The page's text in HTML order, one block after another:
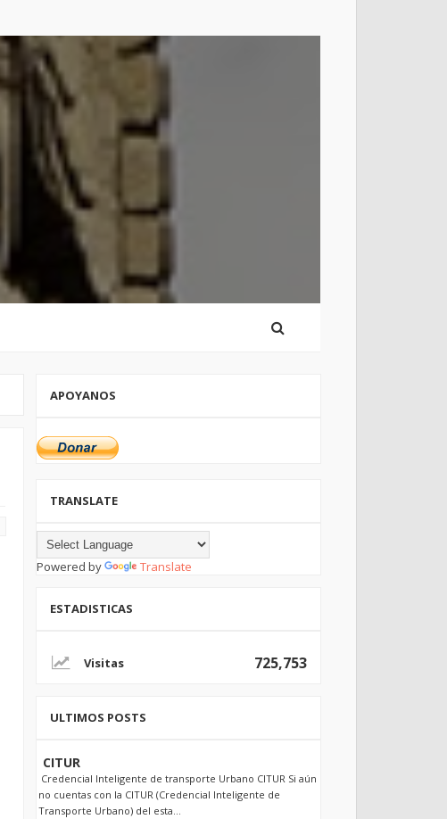
APOYANOS
TRANSLATE
Powered by Translate
ESTADISTICAS
725,753
ULTIMOS POSTS
CITUR
Credencial Inteligente de transporte Urbano CITUR Si aún
no cuentas con la CITUR (Credencial Inteligente de
Transporte Urbano) del esta...